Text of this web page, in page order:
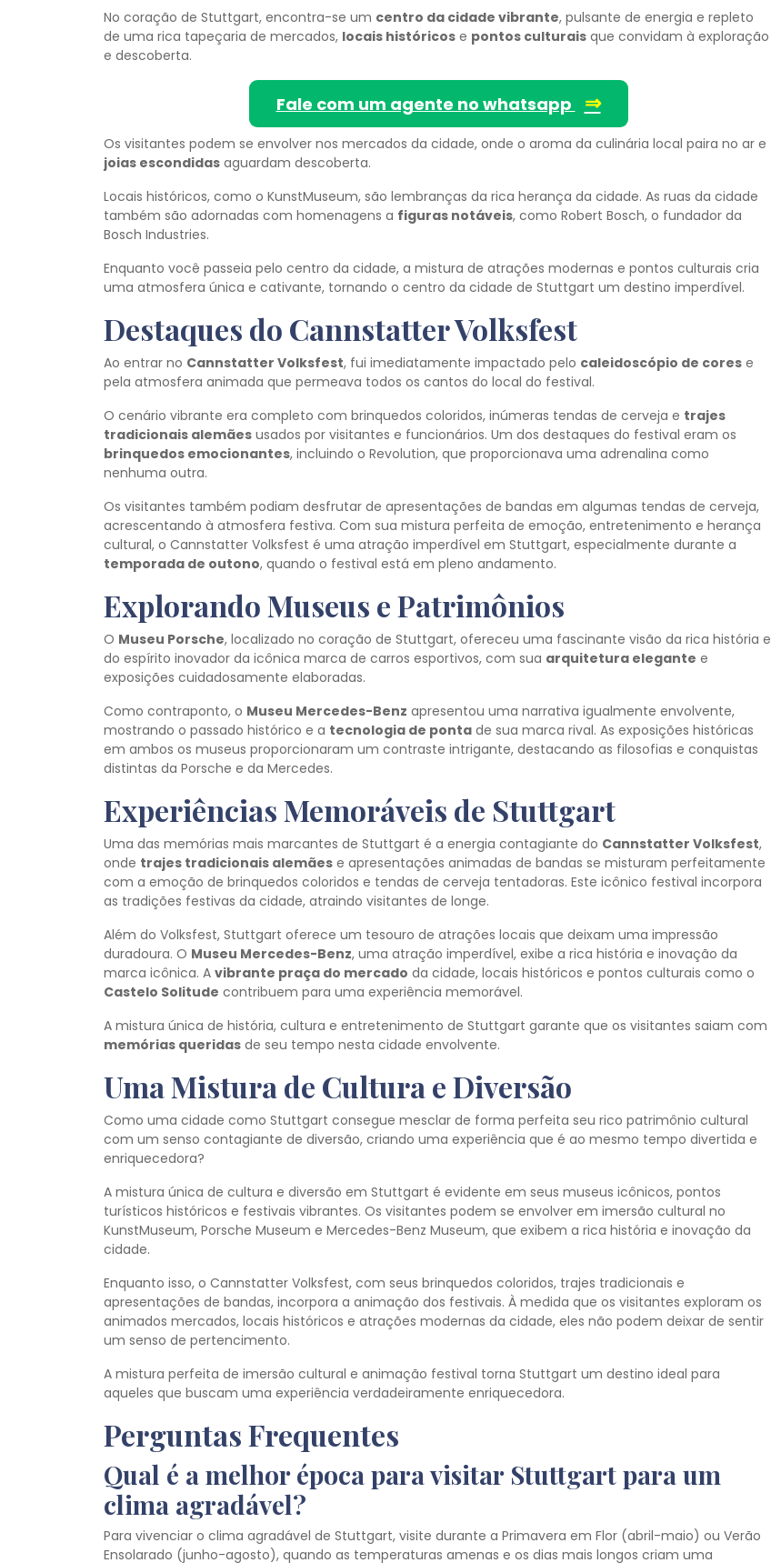
No coração de Stuttgart, encontra-se um centro da cidade vibrante, pulsante de energia e repleto
de uma rica tapeçaria de mercados, locais históricos e pontos culturais que convidam à exploração
e descoberta.
Fale com um agente no whatsapp ⇒
Os visitantes podem se envolver nos mercados da cidade, onde o aroma da culinária local paira no ar e
joias escondidas aguardam descoberta.
Locais históricos, como o KunstMuseum, são lembranças da rica herança da cidade. As ruas da cidade
também são adornadas com homenagens a figuras notáveis, como Robert Bosch, o fundador da
Bosch Industries.
Enquanto você passeia pelo centro da cidade, a mistura de atrações modernas e pontos culturais cria
uma atmosfera única e cativante, tornando o centro da cidade de Stuttgart um destino imperdível.
Destaques do Cannstatter Volksfest
Ao entrar no Cannstatter Volksfest, fui imediatamente impactado pelo caleidoscópio de cores e
pela atmosfera animada que permeava todos os cantos do local do festival.
O cenário vibrante era completo com brinquedos coloridos, inúmeras tendas de cerveja e trajes
tradicionais alemães usados por visitantes e funcionários. Um dos destaques do festival eram os
brinquedos emocionantes, incluindo o Revolution, que proporcionava uma adrenalina como
nenhuma outra.
Os visitantes também podiam desfrutar de apresentações de bandas em algumas tendas de cerveja,
acrescentando à atmosfera festiva. Com sua mistura perfeita de emoção, entretenimento e herança
cultural, o Cannstatter Volksfest é uma atração imperdível em Stuttgart, especialmente durante a
temporada de outono, quando o festival está em pleno andamento.
Explorando Museus e Patrimônios
O Museu Porsche, localizado no coração de Stuttgart, ofereceu uma fascinante visão da rica história e
do espírito inovador da icônica marca de carros esportivos, com sua arquitetura elegante e
exposições cuidadosamente elaboradas.
Como contraponto, o Museu Mercedes-Benz apresentou uma narrativa igualmente envolvente,
mostrando o passado histórico e a tecnologia de ponta de sua marca rival. As exposições históricas
em ambos os museus proporcionaram um contraste intrigante, destacando as filosofias e conquistas
distintas da Porsche e da Mercedes.
Experiências Memoráveis de Stuttgart
Uma das memórias mais marcantes de Stuttgart é a energia contagiante do Cannstatter Volksfest,
onde trajes tradicionais alemães e apresentações animadas de bandas se misturam perfeitamente
com a emoção de brinquedos coloridos e tendas de cerveja tentadoras. Este icônico festival incorpora
as tradições festivas da cidade, atraindo visitantes de longe.
Além do Volksfest, Stuttgart oferece um tesouro de atrações locais que deixam uma impressão
duradoura. O Museu Mercedes-Benz, uma atração imperdível, exibe a rica história e inovação da
marca icônica. A vibrante praça do mercado da cidade, locais históricos e pontos culturais como o
Castelo Solitude contribuem para uma experiência memorável.
A mistura única de história, cultura e entretenimento de Stuttgart garante que os visitantes saiam com
memórias queridas de seu tempo nesta cidade envolvente.
Uma Mistura de Cultura e Diversão
Como uma cidade como Stuttgart consegue mesclar de forma perfeita seu rico patrimônio cultural
com um senso contagiante de diversão, criando uma experiência que é ao mesmo tempo divertida e
enriquecedora?
A mistura única de cultura e diversão em Stuttgart é evidente em seus museus icônicos, pontos
turísticos históricos e festivais vibrantes. Os visitantes podem se envolver em imersão cultural no
KunstMuseum, Porsche Museum e Mercedes-Benz Museum, que exibem a rica história e inovação da
cidade.
Enquanto isso, o Cannstatter Volksfest, com seus brinquedos coloridos, trajes tradicionais e
apresentações de bandas, incorpora a animação dos festivais. À medida que os visitantes exploram os
animados mercados, locais históricos e atrações modernas da cidade, eles não podem deixar de sentir
um senso de pertencimento.
A mistura perfeita de imersão cultural e animação festival torna Stuttgart um destino ideal para
aqueles que buscam uma experiência verdadeiramente enriquecedora.
Perguntas Frequentes
Qual é a melhor época para visitar Stuttgart para um
clima agradável?
Para vivenciar o clima agradável de Stuttgart, visite durante a Primavera em Flor (abril-maio) ou Verão
Ensolarado (junho-agosto), quando as temperaturas amenas e os dias mais longos criam uma